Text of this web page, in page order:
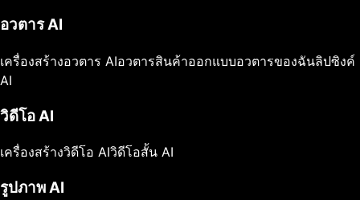
อวตาร AI
เครื่องสร้างอวตาร AIอวตารสินค้าออกแบบอวตารของฉันลิปซิงค์
AI
วิดีโอ AI
เครื่องสร้างวิดีโอ AIวิดีโอสั้น AI
รูปภาพ AI